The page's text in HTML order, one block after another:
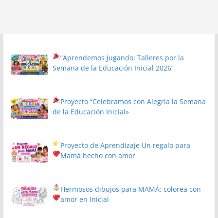
“Aprendemos Jugando: Talleres por la
Semana de la Educación Inicial 2026”
Proyecto“Celebramos con Alegría la Semana
de la Educación Inicial»
Proyecto de Aprendizaje Un regalo para
Mamá hecho con amor
Hermosos dibujos para MAMÁ: colorea con
amor en Inicial